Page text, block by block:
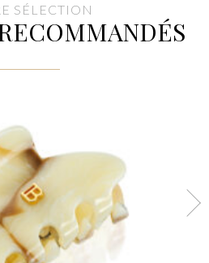
SÉLECTION